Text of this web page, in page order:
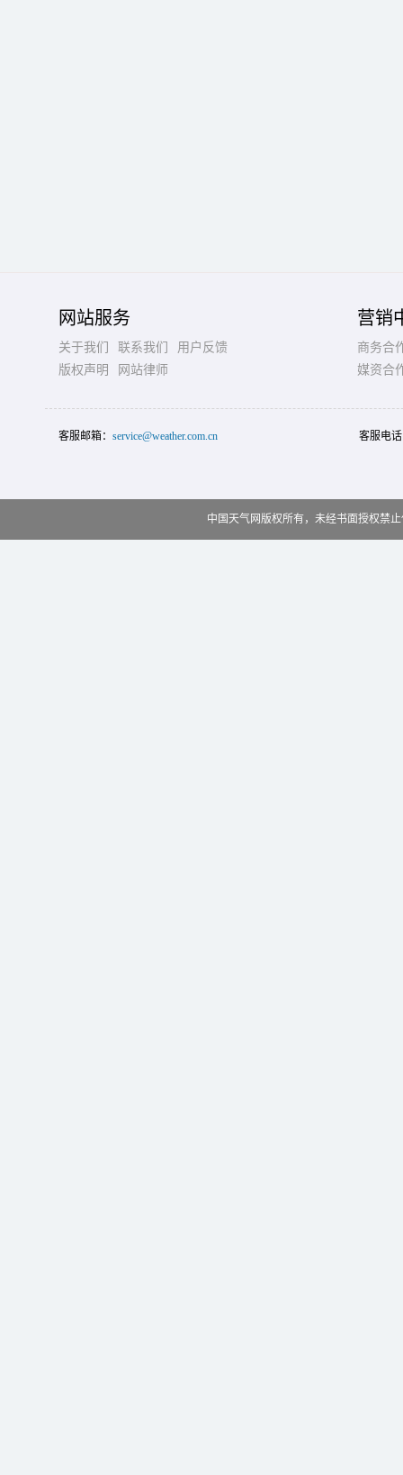
网站服务
关于我们 联系我们
用户反馈
版权声明
网站律师
营销
商务合
媒资合
客服邮箱： service@weather.com.cn 客服电
中国天气网版权所有，未经书面授权